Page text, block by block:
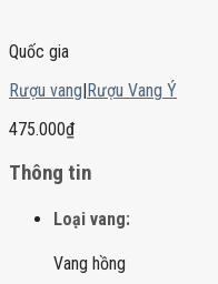
Quốc gia
Rượu vang|Rượu Vang Ý
475.000₫
Thông tin
Loại vang:
Vang hồng